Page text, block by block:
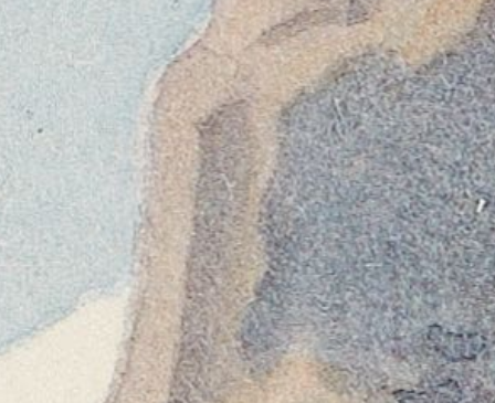
Chalets auf allen Bildern